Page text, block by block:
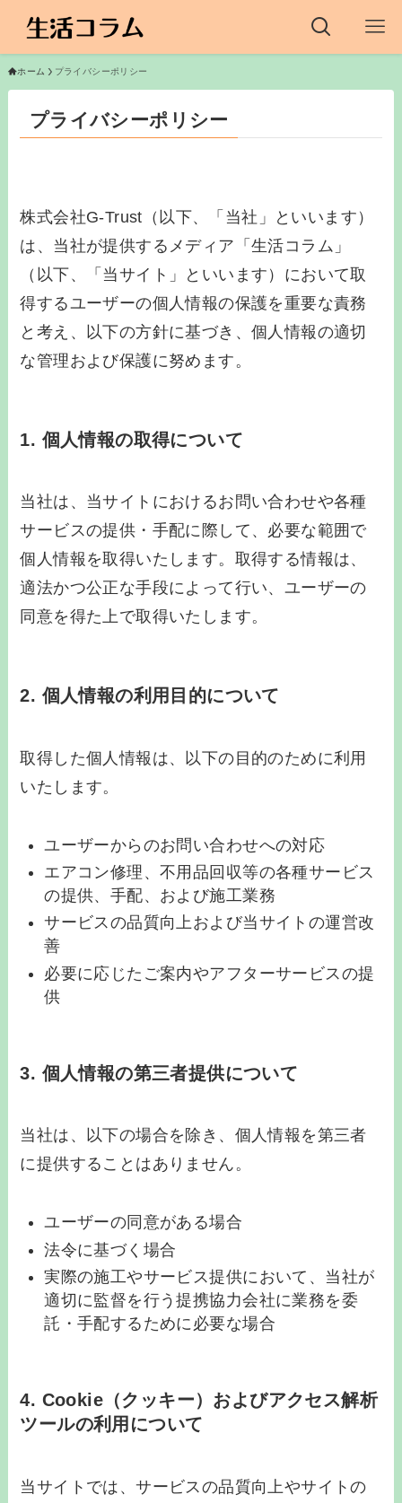
ホーム プライバシーポリシー
プライバシーポリシー
株式会社G-Trust（以下、「当社」といいます）
は、当社が提供するメディア「生活コラム」
（以下、「当サイト」といいます）において取
得するユーザーの個人情報の保護を重要な責務
と考え、以下の方針に基づき、個人情報の適切
な管理および保護に努めます。
1. 個人情報の取得について
当社は、当サイトにおけるお問い合わせや各種
サービスの提供・手配に際して、必要な範囲で
個人情報を取得いたします。取得する情報は、
適法かつ公正な手段によって行い、ユーザーの
同意を得た上で取得いたします。
2. 個人情報の利用目的について
取得した個人情報は、以下の目的のために利用
いたします。
ユーザーからのお問い合わせへの対応
エアコン修理、不用品回収等の各種サービス
の提供、手配、および施工業務
サービスの品質向上および当サイトの運営改
善
必要に応じたご案内やアフターサービスの提
供
3. 個人情報の第三者提供について
当社は、以下の場合を除き、個人情報を第三者
に提供することはありません。
ユーザーの同意がある場合
法令に基づく場合
実際の施工やサービス提供において、当社が
適切に監督を行う提携協力会社に業務を委
託・手配するために必要な場合
4. Cookie（クッキー）およびアクセス解析
ツールの利用について
当サイトでは、サービスの品質向上やサイトの